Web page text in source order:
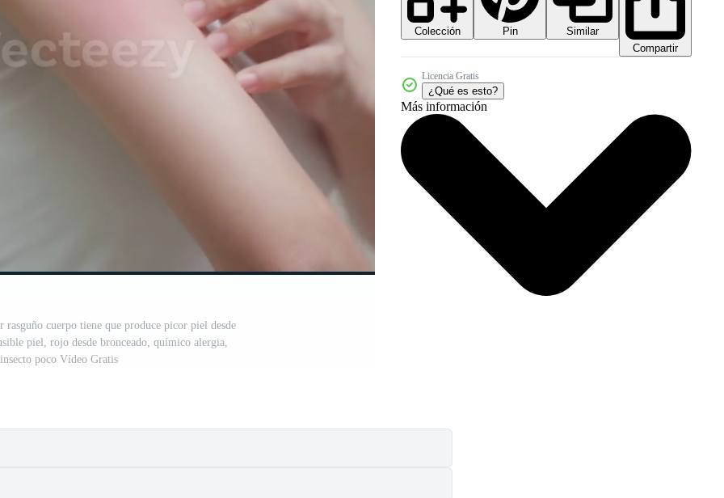
cuerpo tiene que produce picor piel desde
piel, rojo desde bronceado, químico alergia,
poco Vídeo Gratis
Colección Pin
Similar
Compartir
Licencia Gratis
¿Qué es esto?
Más información